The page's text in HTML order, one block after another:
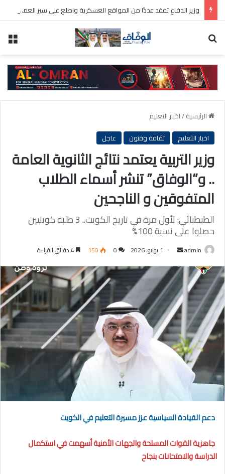
وزير الدفاع تفقد عددًا من المواقع العسكرية واطلع على سير العمل ومستوى الجاهزية
الرئيسية/اخبار التعليم
اخبار التعليم
ثقافة وفنون عاجل
وزير التربية يعتمد نتائج الثانوية العامة
.. و”الوفاق” تنشر أسماء الطلاب
المتفوقين و الناجحين
الطبطبائي: لأول مرة في تاريخ الكويت.. 3 طلبة كويتيين
حصلوا على نسبة 100%
admin
أرسل
إلكترونيا
1 يوليو، 2026 0
150
دعم القيادة السياسية عزز مسيرة التعليم في الكويت
جاهزية القوات المسلحة والجهات الأمنية أسهمت في استكمال
الدراسة والامتحانات بنجاح